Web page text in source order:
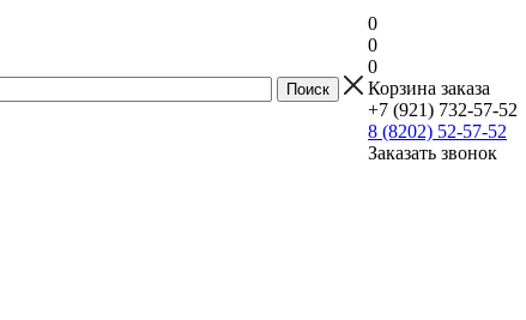
0
0
0
Корзина заказа
+7 (921) 732-57-52
8 (8202) 52-57-52
Заказать звонок